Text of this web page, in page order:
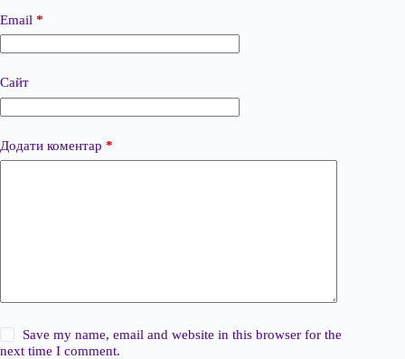
Email *
Сайт
Додати коментар *
Save my name, email and website in this browser for the
next time I comment.